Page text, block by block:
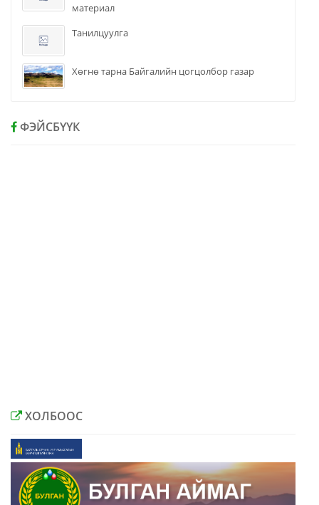
материал
Танилцуулга
Хөгнө тарна Байгалийн цогцолбор газар
ФЭЙСБҮҮК
ХОЛБООС